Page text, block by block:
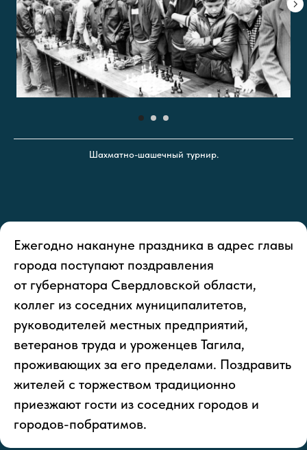
Шахматно-шашечный турнир.
Ежегодно накануне праздника в адрес главы
города поступают поздравления
от губернатора Свердловской области,
коллег из соседних муниципалитетов,
руководителей местных предприятий,
ветеранов труда и уроженцев Тагила,
проживающих за его пределами. Поздравить
жителей с торжеством традиционно
приезжают гости из соседних городов и
городов-побратимов.